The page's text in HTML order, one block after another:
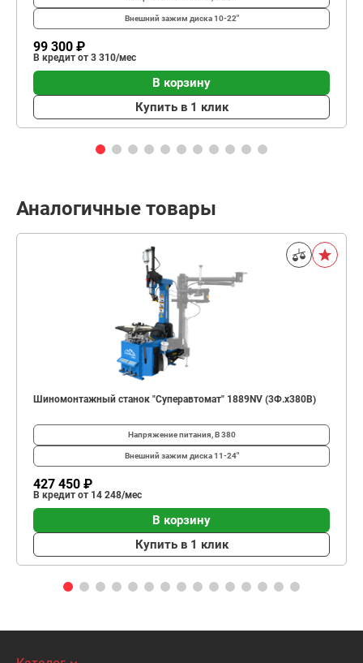
Внешний зажим диска10-22"
99 300 ₽
В кредит от 3 310/мес
В корзину
Купить в 1 клик
Аналогичные товары
Шиномонтажный станок "Cуперавтомат" 1889NV (3Ф.х380В)
Напряжение питания, В380
Внешний зажим диска11-24"
427 450 ₽
В кредит от 14 248/мес
В корзину
Купить в 1 клик